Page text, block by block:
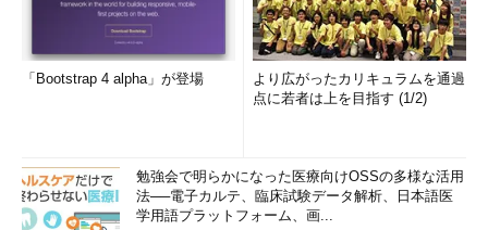
「Bootstrap 4 alpha」が登場
より広がったカリキュラムを通過
点に若者は上を目指す (1/2)
勉強会で明らかになった医療向けOSSの多様な活用
法──電子カルテ、臨床試験データ解析、日本語医
学用語プラットフォーム、画...